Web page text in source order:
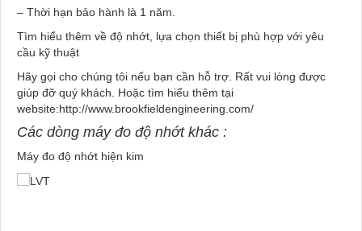
– Thời hạn bảo hành là 1 năm.
Tìm hiểu thêm về độ nhớt, lựa chọn thiết bị phù hợp với yêu
cầu kỹ thuật
Hãy gọi cho chúng tôi nếu bạn cần hỗ trợ. Rất vui lòng được
giúp đỡ quý khách. Hoặc tìm hiểu thêm tại
website:http://www.brookfieldengineering.com/
Các dòng máy đo độ nhớt khác :
Máy đo độ nhớt hiện kim